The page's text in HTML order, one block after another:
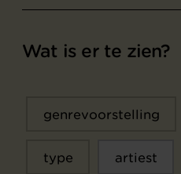
Wat is er te zien?
genrevoorstelling
type artiest